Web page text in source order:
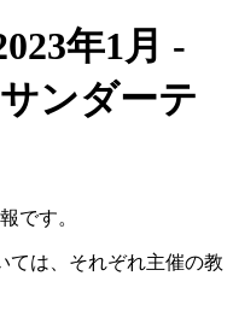
年1月 -
ンダーテ
です。
ては、それぞれ主催の教